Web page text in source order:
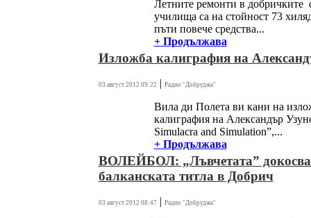
Летните ремонти в добричките
училища са на стойност 73
пъти повече средства...
+ Продължава
Изложба калиграфия на
03 август 2012 09:22 | Радио "Добруджа"
Вила ди Полета ви кани на
калиграфия на Александър
Simulacra and Simulation”,...
+ Продължава
ВОЛЕЙБОЛ: „Лъвчетата”
балканската титла в Добрич
03 август 2012 08:47 | Радио "Добруджа"